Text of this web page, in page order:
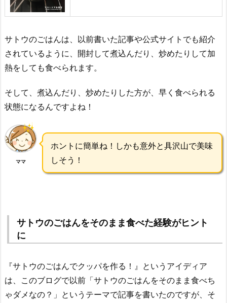
サトウのごはんは、以前書いた記事や公式サイトでも紹介
されているように、開封して煮込んだり、炒めたりして加
熱をしても食べられます。
そして、煮込んだり、炒めたりした方が、早く食べられる
状態になるんですよね！
ママ
ホントに簡単ね！しかも意外と具沢山で美味
しそう！
サトウのごはんをそのまま食べた経験がヒント
に
『サトウのごはんでクッパを作る！』というアイディア
は、このブログで以前「サトウのごはんをそのまま食べち
ゃダメなの？」というテーマで記事を書いたのですが、そ